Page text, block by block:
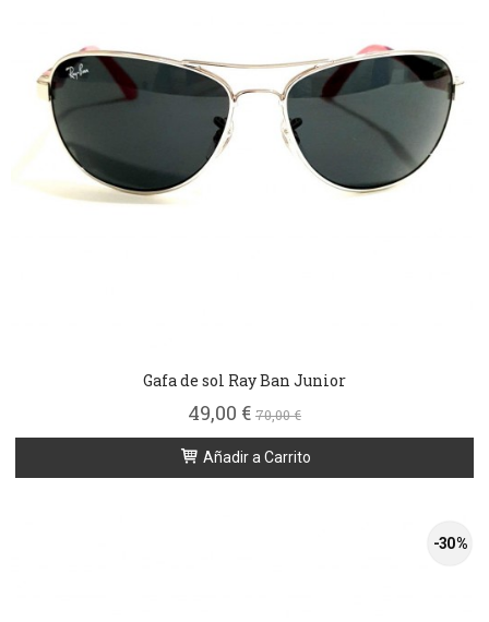
Gafa de sol Ray Ban Junior
49,00 € 70,00 €
Añadir a Carrito
-30 %